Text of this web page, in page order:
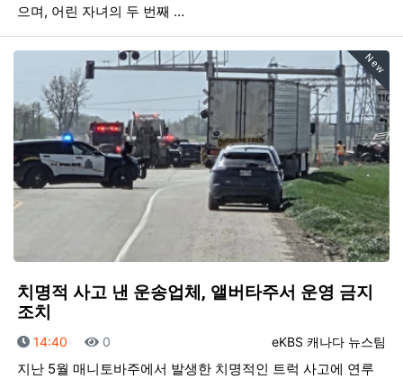
으며, 어린 자녀의 두 번째 …
New
치명적 사고 낸 운송업체, 앨버타주서 운영 금지
조치
등록자
eKBS 캐나다 뉴스팀
등록일
14:40 조회
0
지난 5월 매니토바주에서 발생한 치명적인 트럭 사고에 연루